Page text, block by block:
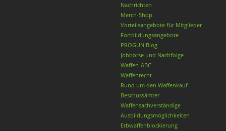
Nachrichten
Merch-Shop
Vorteilsangebote für Mitglieder
Fortbildungsangebote
PROGUN Blog
Jobbörse und Nachfolge
Waffen-ABC
Waffenrecht
Rund um den Waffenkauf
Beschussämter
Waffensachverständige
Ausbildungsmöglichkeiten
Erbwaffenblockierung